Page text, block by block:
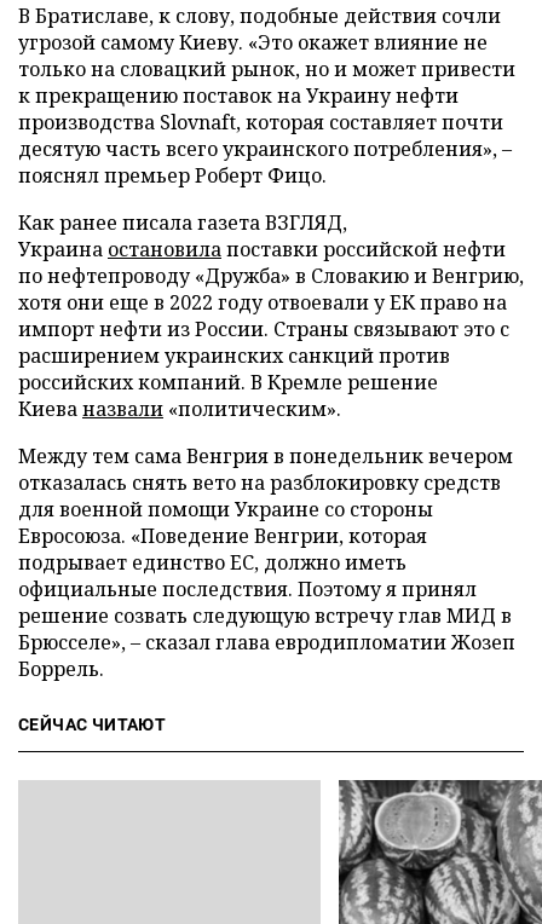
В Братиславе, к слову, подобные действия сочли
угрозой самому Киеву. «Это окажет влияние не
только на словацкий рынок, но и может привести
к прекращению поставок на Украину нефти
производства Slovnaft, которая составляет почти
десятую часть всего украинского потребления», –
пояснял премьер Роберт Фицо.
Как ранее писала газета ВЗГЛЯД,
Украина остановилапоставки российской нефти
по нефтепроводу «Дружба» в Словакию и Венгрию,
хотя они еще в 2022 году отвоевали у ЕК право на
импорт нефти из России. Страны связывают это с
расширением украинских санкций против
российских компаний. В Кремле решение
Киеваназвали «политическим».
Между тем сама Венгрия в понедельник вечером
отказалась снять вето на разблокировку средств
для военной помощи Украине со стороны
Евросоюза. «Поведение Венгрии, которая
подрывает единство ЕС, должно иметь
официальные последствия. Поэтому я принял
решение созвать следующую встречу глав МИД в
Брюсселе», – сказал глава евродипломатии Жозеп
Боррель.
СЕЙЧАС ЧИТАЮТ